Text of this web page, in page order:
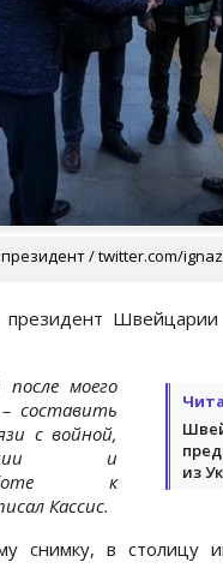
/ twitter.com/
из
моего
составить
с войной,
и
к
Кассис.
снимку, в столицу